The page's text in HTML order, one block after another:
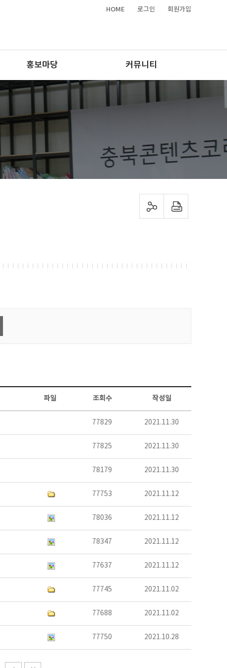
HOME 로그인 회원가입
홍보마당 커뮤니티
sns 공유하기 프린트하기
파일 조회수 작성일
77829 2021.11.30
77825 2021.11.30
78179 2021.11.30
77753 2021.11.12
78036 2021.11.12
78347 2021.11.12
77637 2021.11.12
77745 2021.11.02
77688 2021.11.02
77750 2021.10.28